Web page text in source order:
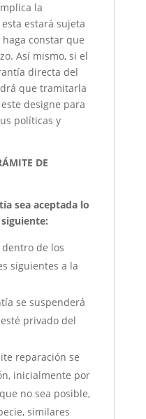
la
estará sujeta
constar que
Así mismo, si el
directa del
que tramitarla
designe para
políticas y
DE
sea aceptada lo
de los
siguientes a la
se suspenderá
privado del
reparación se
inicialmente por
no sea posible,
similares